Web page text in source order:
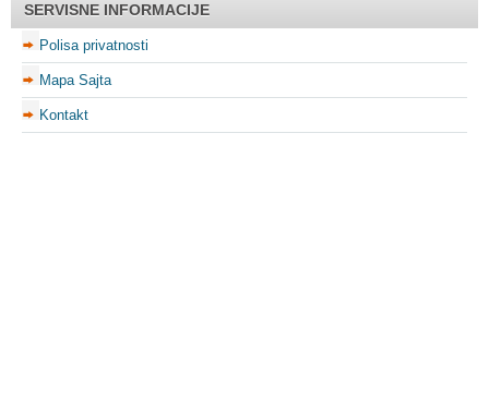
SERVISNE INFORMACIJE
Polisa privatnosti
Mapa Sajta
Kontakt